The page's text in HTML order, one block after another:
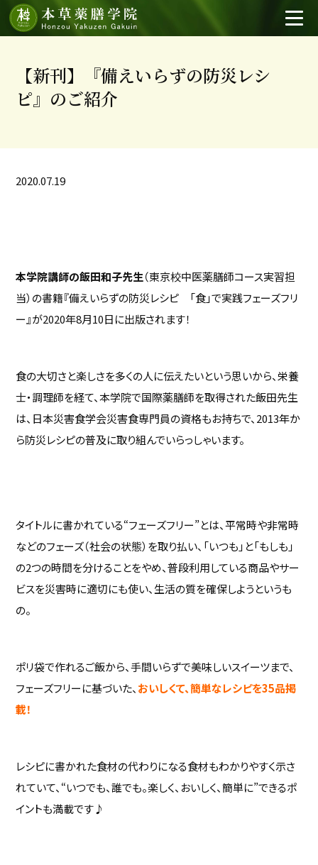
【新刊】『備えいらずの防災レシ
ピ』のご紹介
2020.07.19
本学院講師の飯田和子先生（東京校中医薬膳師コース実習担
当）の書籍『備えいらずの防災レシピ 「食」で実践フェーズフリ
ー』が2020年8月10日に出版されます！
食の大切さと楽しさを多くの人に伝えたいという思いから、栄養
士・調理師を経て、本学院で国際薬膳師を取得された飯田先生
は、日本災害食学会災害食専門員の資格もお持ちで、2013年か
ら防災レシピの普及に取り組んでいらっしゃいます。
タイトルに書かれている“フェーズフリー”とは、平常時や非常時
などのフェーズ（社会の状態）を取り払い、「いつも」と「もしも」
の2つの時間を分けることをやめ、普段利用している商品やサー
ビスを災害時に適切にも使い、生活の質を確保しようというも
の。
ポリ袋で作れるご飯から、手間いらずで美味しいスイーツまで、
フェーズフリーに基づいた、 おいしくて、簡単なレシピを35品掲
載！
レシピに書かれた食材の代わりになる食材もわかりやすく示さ
れていて、“いつでも、誰でも。楽しく、おいしく、簡単に”できるポ
イントも満載です♪